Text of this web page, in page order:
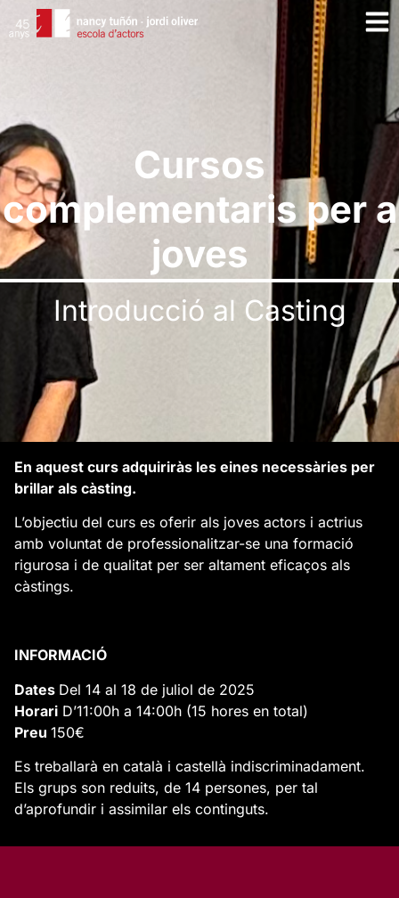
Cursos
complementaris per a
joves
Introducció al Casting
En aquest curs adquiriràs les eines necessàries per
brillar als càsting.
L’objectiu del curs es oferir als joves actors i actrius
amb voluntat de professionalitzar-se una formació
rigurosa i de qualitat per ser altament eficaços als
càstings.
INFORMACIÓ
Dates Del 14 al 18 de juliol de 2025
Horari D’11:00h a 14:00h (15 hores en total)
Preu 150€
Es treballarà en català i castellà indiscriminadament.
Els grups son reduits, de 14 persones, per tal
d’aprofundir i assimilar els continguts.